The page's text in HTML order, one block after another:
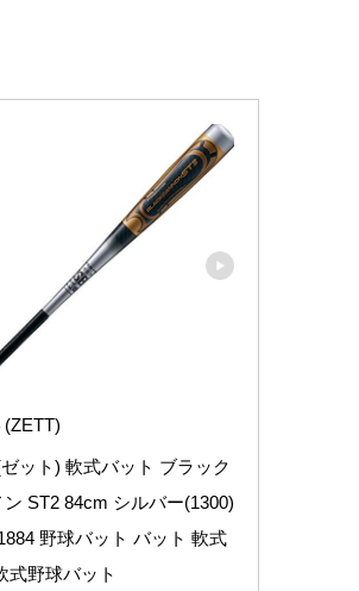
(ZETT)
ット) 軟式バット ブラック
ン ST2 84cm シルバー(1300)
野球バット バット 軟式
式野球バット